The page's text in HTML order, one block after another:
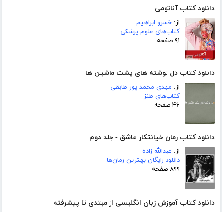
دانلود کتاب آناتومی
از: خسرو ابراهیم
کتاب‌های علوم پزشکی
۹۱ صفحه
دانلود کتاب دل نوشته های پشت ماشین ها
از: مهدی محمد پور طابقی
کتاب‌های طنز
۴۶ صفحه
دانلود کتاب رمان خیانتکار عاشق - جلد دوم
از: عبدالله زاده
دانلود رایگان بهترین رمان‌ها
۸۹۹ صفحه
دانلود کتاب آموزش زبان انگلیسی از مبتدی تا پیشرفته